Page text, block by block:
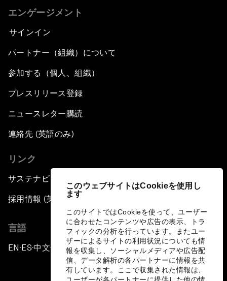
このウェブサイトはCookieを使用し
ます
このサイトではCookieを使って、ユーザー
に合わせたコンテンツや広告の表示、トラ
フィックの分析を行っています。またユー
ザーによるサイトの利用状況についても情
報を収集し、ソーシャルメディアや広告配
信、データ解析の各パートナーに情報を共
有しています。ここで収集された情報は、
エンゲージメント
サインイン
パートナー（組織）について
参加する（個人、組織）
プレスリリース登録
ニュースレター購読
連絡先 (英語のみ)
リンク
サステナビリティへの取り組み
採用情報 (英語のみ)
言語
EN ▪ ES▪中文▪ 日本語